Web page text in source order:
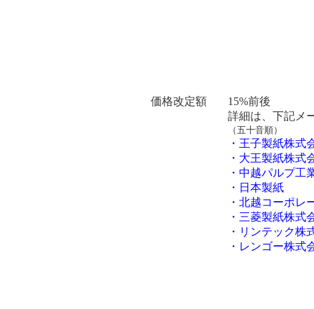
価格改定額
15%前後
詳細は、下記メ
（五十音順）
・王子製紙株式
・大王製紙株式
・中越パルプ工
・日本製紙
・北越コーポレ
・三菱製紙株式
・リンテック株
・レンゴー株式